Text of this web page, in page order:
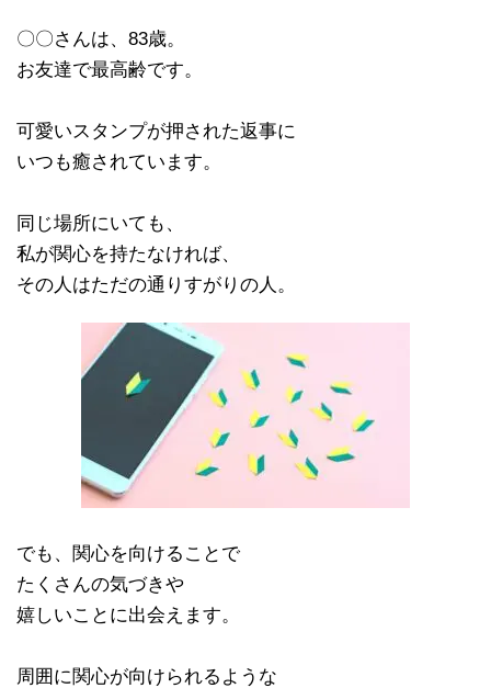
〇〇さんは、83歳。
お友達で最高齢です。
可愛いスタンプが押された返事に
いつも癒されています。
同じ場所にいても、
私が関心を持たなければ、
その人はただの通りすがりの人。
でも、関心を向けることで
たくさんの気づきや
嬉しいことに出会えます。
周囲に関心が向けられるような